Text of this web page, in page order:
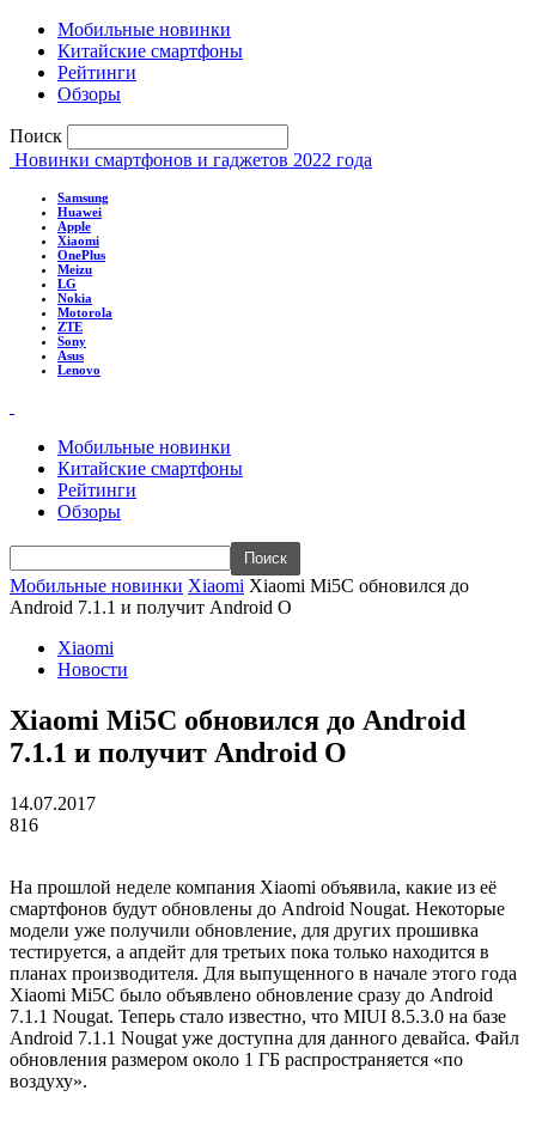
Мобильные новинки
Китайские смартфоны
Рейтинги
Обзоры
Поиск
Новинки смартфонов и гаджетов 2022 года
Samsung
Huawei
Apple
Xiaomi
OnePlus
Meizu
LG
Nokia
Motorola
ZTE
Sony
Asus
Lenovo
Мобильные новинки
Китайские смартфоны
Рейтинги
Обзоры
Мобильные новинки Xiaomi Xiaomi Mi5C обновился до
Android 7.1.1 и получит Android O
Xiaomi
Новости
Xiaomi Mi5C обновился до Android
7.1.1 и получит Android O
14.07.2017
816
На прошлой неделе компания Xiaomi объявила, какие из её
смартфонов будут обновлены до Android Nougat. Некоторые
модели уже получили обновление, для других прошивка
тестируется, а апдейт для третьих пока только находится в
планах производителя. Для выпущенного в начале этого года
Xiaomi Mi5C было объявлено обновление сразу до Android
7.1.1 Nougat. Теперь стало известно, что MIUI 8.5.3.0 на базе
Android 7.1.1 Nougat уже доступна для данного девайса. Файл
обновления размером около 1 ГБ распространяется «по
воздуху».